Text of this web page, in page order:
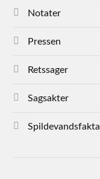
Notater
Pressen
Retssager
Sagsakter
Spildevandsfakta